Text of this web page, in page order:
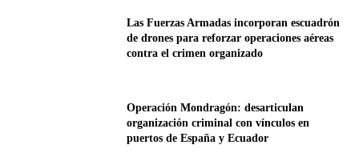
Las Fuerzas Armadas incorporan escuadrón
de drones para reforzar operaciones aéreas
contra el crimen organizado
Operación Mondragón: desarticulan
organización criminal con vínculos en
puertos de España y Ecuador